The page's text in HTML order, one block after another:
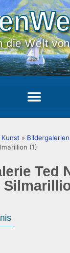
die Welt
Kunst » Bildergalerien
(1)
Ted